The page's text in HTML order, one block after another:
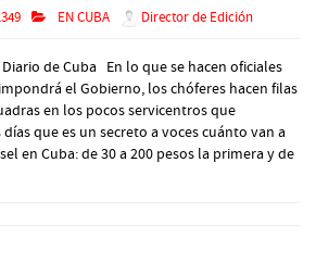
EN CUBA Director de Edición
de Cuba En lo que se hacen oficiales
el Gobierno, los chóferes hacen filas
en los pocos servicentros que
que es un secreto a voces cuánto van a
en Cuba: de 30 a 200 pesos la primera y de